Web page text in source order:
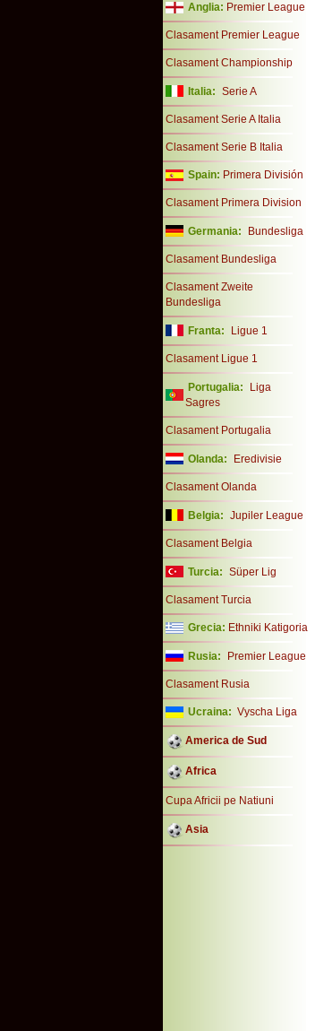
Anglia: Premier League
Clasament Premier League
Clasament Championship
Italia: Serie A
Clasament Serie A Italia
Clasament Serie B Italia
Spain: Primera División
Clasament Primera Division
Germania: Bundesliga
Clasament Bundesliga
Clasament Zweite
Bundesliga
Franta: Ligue 1
Clasament Ligue 1
Portugalia:
Liga
Sagres
Clasament Portugalia
Olanda: Eredivisie
Clasament Olanda
Belgia: Jupiler League
Clasament Belgia
Turcia: Süper Lig
Clasament Turcia
Grecia: Ethniki Katigoria
Rusia: Premier League
Clasament Rusia
Ucraina: Vyscha Liga
America de Sud
Africa
Cupa Africii pe Natiuni
Asia